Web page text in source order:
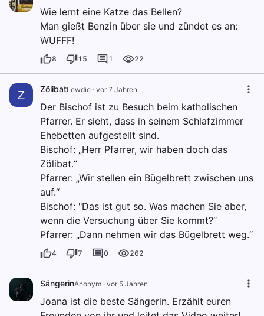
Wie lernt eine Katze das Bellen?
Man gießt Benzin über sie und zündet es an:
WUFFF!
8 15 1 22
Z ZölibatLewdie · vor 7 Jahren
Der Bischof ist zu Besuch beim katholischen
Pfarrer. Er sieht, dass in seinem Schlafzimmer
Ehebetten aufgestellt sind.
Bischof: „Herr Pfarrer, wir haben doch das
Zölibat.“
Pfarrer: „Wir stellen ein Bügelbrett zwischen uns
auf.“
Bischof: "Das ist gut so. Was machen Sie aber,
wenn die Versuchung über Sie kommt?“
Pfarrer: „Dann nehmen wir das Bügelbrett weg.“
4 7 0 262
SängerinAnonym · vor 5 Jahren
Joana ist die beste Sängerin. Erzählt euren